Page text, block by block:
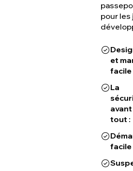
pour les
et
facile
La
avant
tout :
facile